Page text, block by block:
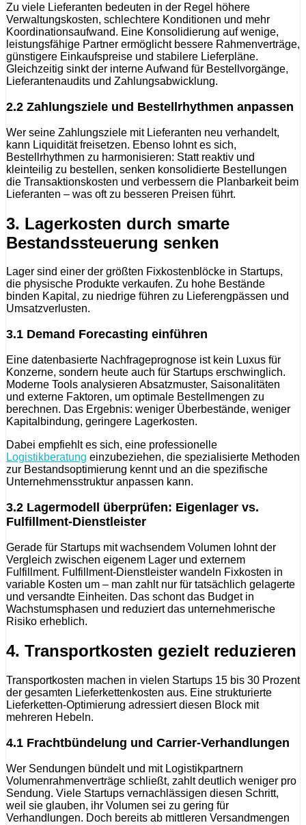
Zu viele Lieferanten bedeuten in der Regel höhere
Verwaltungskosten, schlechtere Konditionen und mehr
Koordinationsaufwand. Eine Konsolidierung auf wenige,
leistungsfähige Partner ermöglicht bessere Rahmenverträge,
günstigere Einkaufspreise und stabilere Lieferpläne.
Gleichzeitig sinkt der interne Aufwand für Bestellvorgänge,
Lieferantenaudits und Zahlungsabwicklung.
2.2 Zahlungsziele und Bestellrhythmen anpassen
Wer seine Zahlungsziele mit Lieferanten neu verhandelt,
kann Liquidität freisetzen. Ebenso lohnt es sich,
Bestellrhythmen zu harmonisieren: Statt reaktiv und
kleinteilig zu bestellen, senken konsolidierte Bestellungen
die Transaktionskosten und verbessern die Planbarkeit beim
Lieferanten – was oft zu besseren Preisen führt.
3. Lagerkosten durch smarte
Bestandssteuerung senken
Lager sind einer der größten Fixkostenblöcke in Startups,
die physische Produkte verkaufen. Zu hohe Bestände
binden Kapital, zu niedrige führen zu Lieferengpässen und
Umsatzverlusten.
3.1 Demand Forecasting einführen
Eine datenbasierte Nachfrageprognose ist kein Luxus für
Konzerne, sondern heute auch für Startups erschwinglich.
Moderne Tools analysieren Absatzmuster, Saisonalitäten
und externe Faktoren, um optimale Bestellmengen zu
berechnen. Das Ergebnis: weniger Überbestände, weniger
Kapitalbindung, geringere Lagerkosten.
Dabei empfiehlt es sich, eine professionelle
Logistikberatung einzubeziehen, die spezialisierte Methoden
zur Bestandsoptimierung kennt und an die spezifische
Unternehmensstruktur anpassen kann.
3.2 Lagermodell überprüfen: Eigenlager vs.
Fulfillment-Dienstleister
Gerade für Startups mit wachsendem Volumen lohnt der
Vergleich zwischen eigenem Lager und externem
Fulfillment. Fulfillment-Dienstleister wandeln Fixkosten in
variable Kosten um – man zahlt nur für tatsächlich gelagerte
und versandte Einheiten. Das schont das Budget in
Wachstumsphasen und reduziert das unternehmerische
Risiko erheblich.
4. Transportkosten gezielt reduzieren
Transportkosten machen in vielen Startups 15 bis 30 Prozent
der gesamten Lieferkettenkosten aus. Eine strukturierte
Lieferketten-Optimierung adressiert diesen Block mit
mehreren Hebeln.
4.1 Frachtbündelung und Carrier-Verhandlungen
Wer Sendungen bündelt und mit Logistikpartnern
Volumenrahmenverträge schließt, zahlt deutlich weniger pro
Sendung. Viele Startups vernachlässigen diesen Schritt,
weil sie glauben, ihr Volumen sei zu gering für
Verhandlungen. Doch bereits ab mittleren Versandmengen